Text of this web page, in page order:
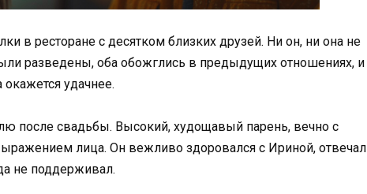
в ресторане с десятком близких друзей. Ни он, ни она не
разведены, оба обожглись в предыдущих отношениях, и
окажется удачнее.
после свадьбы. Высокий, худощавый парень, вечно с
лица. Он вежливо здоровался с Ириной, отвечал
не поддерживал.